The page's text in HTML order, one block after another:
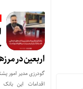
اربعین در
گودرزی مدیر امور
اقدامات این